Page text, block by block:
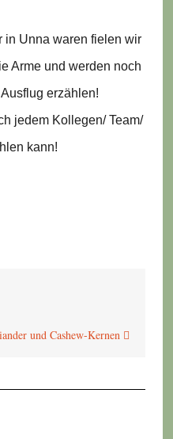
in Unna waren fielen wir
Arme und werden noch
erzählen!
jedem Kollegen/ Team/
kann!
und Cashew-Kernen